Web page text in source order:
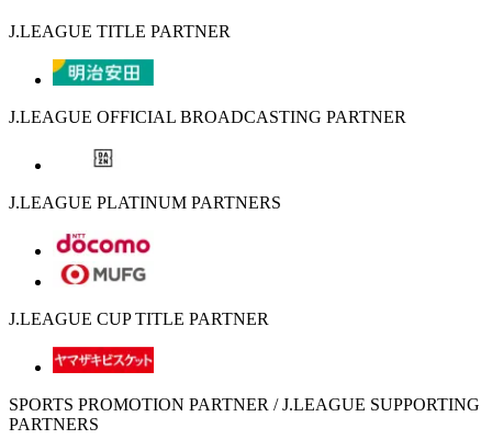
J.LEAGUE TITLE PARTNER
J.LEAGUE OFFICIAL BROADCASTING PARTNER
J.LEAGUE PLATINUM PARTNERS
J.LEAGUE CUP TITLE PARTNER
SPORTS PROMOTION PARTNER / J.LEAGUE SUPPORTING
PARTNERS